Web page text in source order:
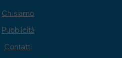
Chi siamo
Pubblicità
Contatti